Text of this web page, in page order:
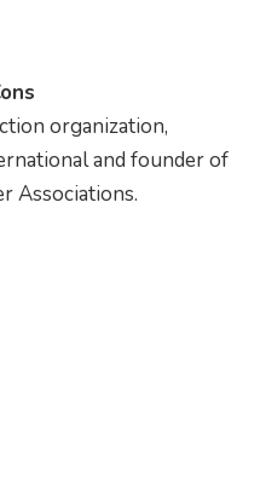
organization,
and founder of
Associations.